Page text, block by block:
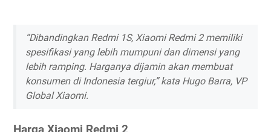
“Dibandingkan Redmi 1S, Xiaomi Redmi 2 memiliki
spesifikasi yang lebih mumpuni dan dimensi yang
lebih ramping. Harganya dijamin akan membuat
konsumen di Indonesia tergiur,” kata Hugo Barra, VP
Global Xiaomi.